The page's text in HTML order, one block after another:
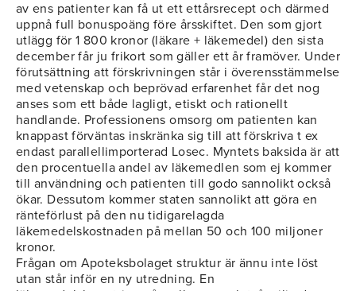
av ens patienter kan få ut ett ettårsrecept och därmed
uppnå full bonuspoäng före årsskiftet. Den som gjort
utlägg för 1 800 kronor (läkare + läkemedel) den sista
december får ju frikort som gäller ett år framöver. Under
förutsättning att förskrivningen står i överensstämmelse
med vetenskap och beprövad erfarenhet får det nog
anses som ett både lagligt, etiskt och rationellt
handlande. Professionens omsorg om patienten kan
knappast förväntas inskränka sig till att förskriva t ex
endast parallellimporterad Losec. Myntets baksida är att
den procentuella andel av läkemedlen som ej kommer
till användning och patienten till godo sannolikt också
ökar. Dessutom kommer staten sannolikt att göra en
ränteförlust på den nu tidigarelagda
läkemedelskostnaden på mellan 50 och 100 miljoner
kronor.
Frågan om Apoteksbolaget struktur är ännu inte löst
utan står inför en ny utredning. En